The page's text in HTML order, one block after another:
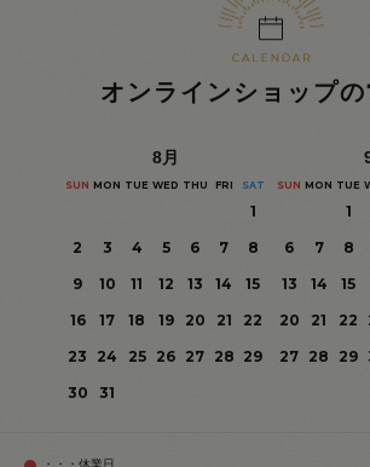
オンラインショップの
8月
SUN MON TUE WED THU FRI SAT
1
2
3 4 5 6 7
8
9
10 11 12 13 14
15
16
17 18 19 20 21
22
23
24 25 26 27 28 29
30
31
SUN MON TUE
1
6
7 8
13
14 15
20
21 22
27 28 29
・・・休業日